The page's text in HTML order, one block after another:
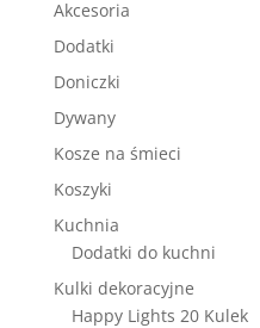
Akcesoria
Dodatki
Doniczki
Dywany
Kosze na śmieci
Koszyki
Kuchnia
Dodatki do kuchni
Kulki dekoracyjne
Happy Lights 20 Kulek